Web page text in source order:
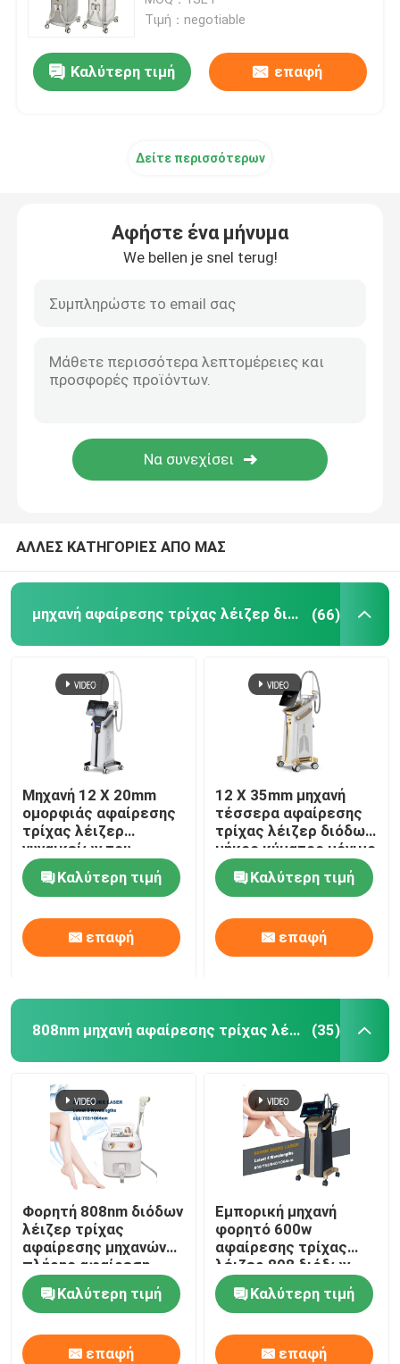
Αφαίρεση τρίχας λέιζερ διόδων SHR
μεταστρεφόμενο το q λέιζερ ND yag
ipl μηχανή αφαίρεσης τρίχας
Καθαρίζοντας μηχανή Hydrafacial
Picosecond μηχανή λέιζερ
Μηχανή λέιζερ Alexandrite
πολυσύνθετος εξοπλισμός ομορφιάς
Τιμή：negotiable
Καλύτερη τιμή επαφή
Δείτε περισσότερων
Αφήστε ένα μήνυμα
We bellen je snel terug!
ΑΛΛΕΣ ΚΑΤΗΓΟΡΙΕΣ ΑΠΟ ΜΑΣ
μηχανή αφαίρεσης τρίχας λέιζερ διόδων (66)
Μηχανή 12 X 20mm
ομορφιάς αφαίρεσης
τρίχας λέιζερ
γυναικείων του
προσώπου 808nm
διόδωνΚαλύτερη τιμή
επαφή
12 X 35mm μηχανή
τέσσερα αφαίρεσης
τρίχας λέιζερ διόδων
μήκος κύματος μόνιμο
για το σπίτι 808nm
Καλύτερη τιμή
επαφή
808nm μηχανή αφαίρεσης τρίχας λέιζερ διόδων (35)
Φορητή 808nm διόδων
λέιζερ τρίχας
αφαίρεσης μηχανών
πλήρης αφαίρεση
τρίχας σώματος
μόνιμηΚαλύτερη τιμή
επαφή
Εμπορική μηχανή
φορητό 600w
αφαίρεσης τρίχας
λέιζερ 808 διόδων
Καλύτερη τιμή
επαφή